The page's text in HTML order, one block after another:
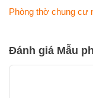
Phòng thờ chung cư
Đánh giá Mẫu